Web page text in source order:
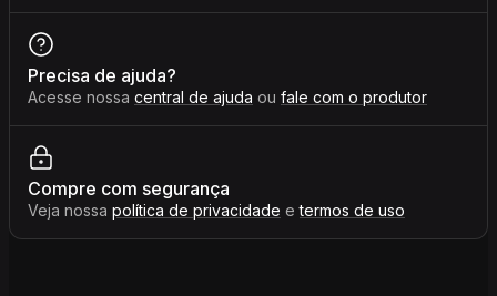
Precisa de ajuda?
Acesse nossa central de ajuda ou fale com o produtor
Compre com segurança
Veja nossa política de privacidade etermos de uso